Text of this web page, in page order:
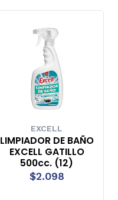
EXCELL
LIMPIADOR DE BAÑO
EXCELL GATILLO
500cc. (12)
$2.098